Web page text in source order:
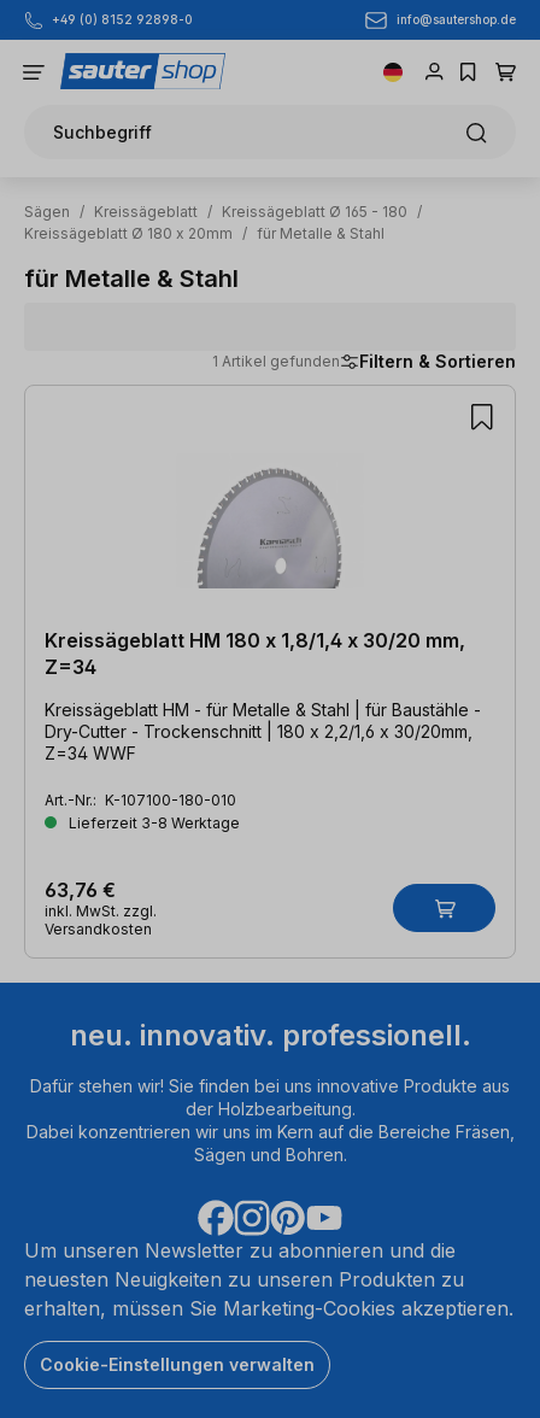
Zum Hauptinhalt springen
+49 (0) 8152 92898-0 info@sautershop.de
Suchbegriff
Sägen / Kreissägeblatt / Kreissägeblatt Ø 165 - 180
/
Kreissägeblatt Ø 180 x 20mm
/ für Metalle & Stahl
für Metalle & Stahl
1 Artikel gefunden Filtern & Sortieren
1 Artikel gefunden
Kreissägeblatt HM 180 x 1,8/1,4 x 30/20 mm,
Z=34
Kreissägeblatt HM - für Metalle & Stahl | für Baustähle -
Dry-Cutter - Trockenschnitt | 180 x 2,2/1,6 x 30/20mm,
Z=34 WWF
Art.-Nr.: K-107100-180-010
Lieferzeit 3-8 Werktage
63,76 €
inkl. MwSt. zzgl.
Versandkosten
neu. innovativ. professionell.
Dafür stehen wir! Sie finden bei uns innovative Produkte aus
der Holzbearbeitung.
Dabei konzentrieren wir uns im Kern auf die Bereiche Fräsen,
Sägen und Bohren.
Um unseren Newsletter zu abonnieren und die
neuesten Neuigkeiten zu unseren Produkten zu
erhalten, müssen Sie Marketing-Cookies akzeptieren.
Cookie-Einstellungen verwalten